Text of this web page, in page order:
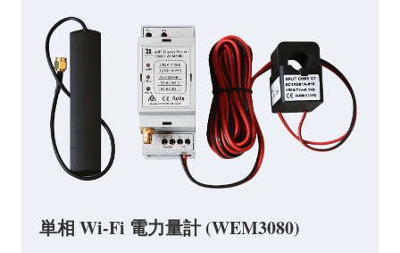
単相 Wi-Fi 電力量計 (WEM3080)